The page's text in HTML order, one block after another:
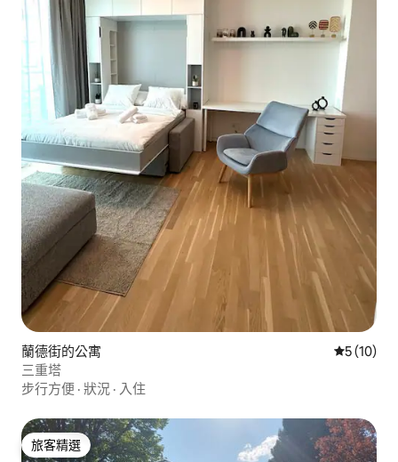
蘭德街的公寓 從 10 則
5 (10)
三重塔
步行方便 · 狀況 · 入住
旅客精選
旅客精選